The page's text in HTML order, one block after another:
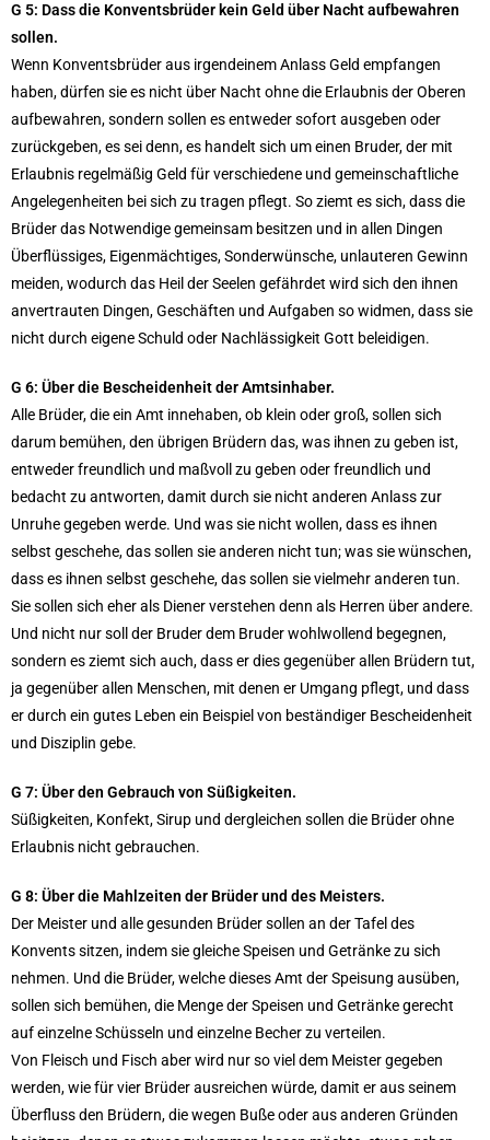
G 5: Dass die Konventsbrüder kein Geld über Nacht aufbewahren
sollen.
Wenn Konventsbrüder aus irgendeinem Anlass Geld empfangen
haben, dürfen sie es nicht über Nacht ohne die Erlaubnis der Oberen
aufbewahren, sondern sollen es entweder sofort ausgeben oder
zurückgeben, es sei denn, es handelt sich um einen Bruder, der mit
Erlaubnis regelmäßig Geld für verschiedene und gemeinschaftliche
Angelegenheiten bei sich zu tragen pflegt. So ziemt es sich, dass die
Brüder das Notwendige gemeinsam besitzen und in allen Dingen
Überflüssiges, Eigenmächtiges, Sonderwünsche, unlauteren Gewinn
meiden, wodurch das Heil der Seelen gefährdet wird sich den ihnen
anvertrauten Dingen, Geschäften und Aufgaben so widmen, dass sie
nicht durch eigene Schuld oder Nachlässigkeit Gott beleidigen.
G 6: Über die Bescheidenheit der Amtsinhaber.
Alle Brüder, die ein Amt innehaben, ob klein oder groß, sollen sich
darum bemühen, den übrigen Brüdern das, was ihnen zu geben ist,
entweder freundlich und maßvoll zu geben oder freundlich und
bedacht zu antworten, damit durch sie nicht anderen Anlass zur
Unruhe gegeben werde. Und was sie nicht wollen, dass es ihnen
selbst geschehe, das sollen sie anderen nicht tun; was sie wünschen,
dass es ihnen selbst geschehe, das sollen sie vielmehr anderen tun.
Sie sollen sich eher als Diener verstehen denn als Herren über andere.
Und nicht nur soll der Bruder dem Bruder wohlwollend begegnen,
sondern es ziemt sich auch, dass er dies gegenüber allen Brüdern tut,
ja gegenüber allen Menschen, mit denen er Umgang pflegt, und dass
er durch ein gutes Leben ein Beispiel von beständiger Bescheidenheit
und Disziplin gebe.
G 7: Über den Gebrauch von Süßigkeiten.
Süßigkeiten, Konfekt, Sirup und dergleichen sollen die Brüder ohne
Erlaubnis nicht gebrauchen.
G 8: Über die Mahlzeiten der Brüder und des Meisters.
Der Meister und alle gesunden Brüder sollen an der Tafel des
Konvents sitzen, indem sie gleiche Speisen und Getränke zu sich
nehmen. Und die Brüder, welche dieses Amt der Speisung ausüben,
sollen sich bemühen, die Menge der Speisen und Getränke gerecht
auf einzelne Schüsseln und einzelne Becher zu verteilen.
Von Fleisch und Fisch aber wird nur so viel dem Meister gegeben
werden, wie für vier Brüder ausreichen würde, damit er aus seinem
Überfluss den Brüdern, die wegen Buße oder aus anderen Gründen